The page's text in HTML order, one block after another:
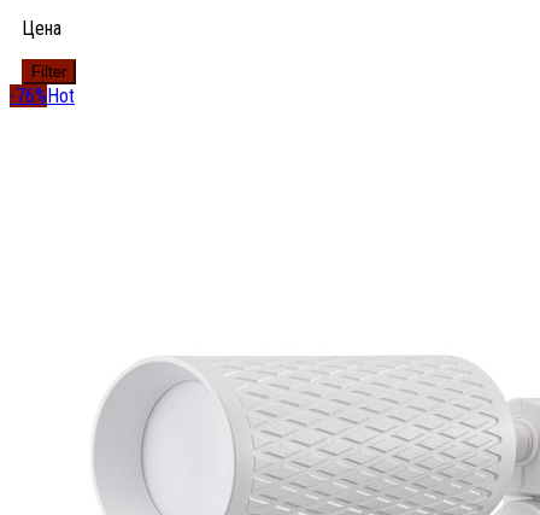
Цена
Filter
-76% Hot